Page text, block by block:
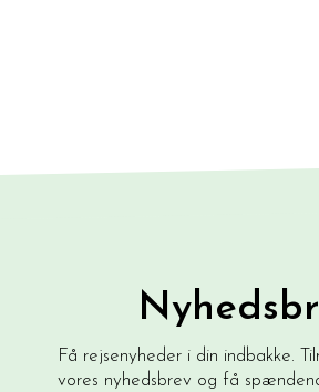
Få rejsenyheder i din indbakke.
vores nyhedsbrev og få